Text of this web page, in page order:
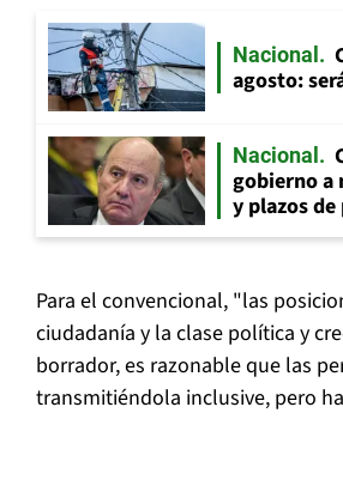
Nacional
agosto:
Nacional
gobierno a
y plazos de
Para el convencional, "las
ciudadanía y la clase política y
borrador, es razonable que las
transmitiéndola inclusive, pero